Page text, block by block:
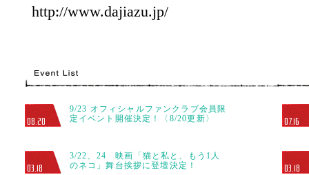
http://www.dajiazu.jp/
08.20
9/23 オフィシャルファンクラブ会員限
定イベント開催決定！〈8/20更新〉
07.16
03.18
3/22、24 映画「猫と私と、もう1人
のネコ」舞台挨拶に登壇決定！
03.18